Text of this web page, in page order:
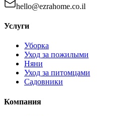
hello@ezrahome.co.il
Услуги
Уборка
Уход за пожилыми
Няни
Уход за питомцами
Садовники
Компания